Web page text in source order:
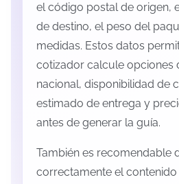
el código postal de origen,
de destino, el peso del
medidas. Estos datos
cotizador calcule opciones
nacional, disponibilidad de
estimado de entrega y
antes de generar la guía.
También es recomendable
correctamente el